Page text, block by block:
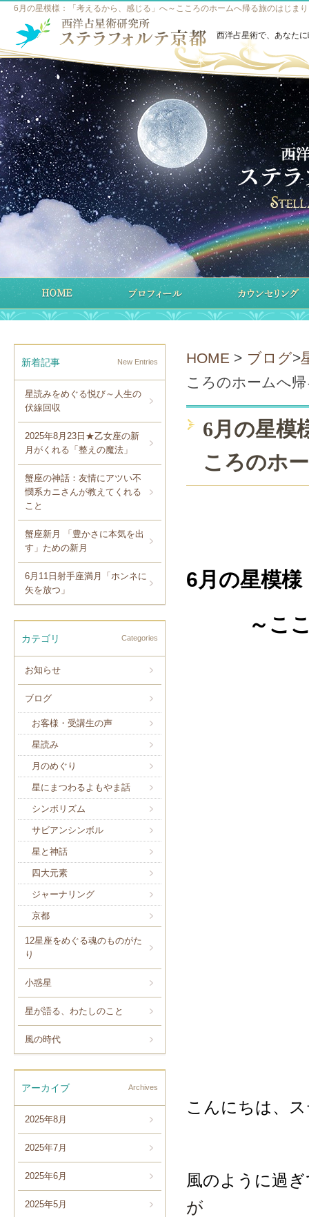
6月の星模様：「考えるから、感じる」へ～こころのホームへ帰る旅のはじま
西洋占星術で、あなた
新着記事 New Entries
星読みをめぐる悦び～人生の
伏線回収
2025年8月23日★乙女座の新
月がくれる「整えの魔法」
蟹座の神話：友情にアツい不
憫系カニさんが教えてくれる
こと
蟹座新月 「豊かさに本気を出
す」ための新月
6月11日射手座満月「ホンネに
矢を放つ」
カテゴリ Categories
お知らせ
ブログ
お客様・受講生の声
星読み
月のめぐり
星にまつわるよもやま話
シンボリズム
サビアンシンボル
星と神話
四大元素
ジャーナリング
京都
12星座をめぐる魂のものがた
り
小惑星
星が語る、わたしのこと
風の時代
アーカイブ Archives
2025年8月
2025年7月
2025年6月
2025年5月
HOME > ブログ>
ころのホームへ
6月の星模
ころのホ
6月の星模
～こ
こんにちは、
風のように過
が